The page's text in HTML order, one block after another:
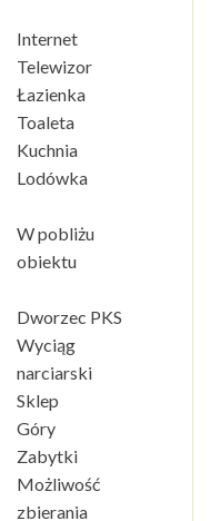
Internet
Telewizor
Łazienka
Toaleta
Kuchnia
Lodówka
W pobliżu
obiektu
Dworzec PKS
Wyciąg
narciarski
Sklep
Góry
Zabytki
Możliwość
zbierania